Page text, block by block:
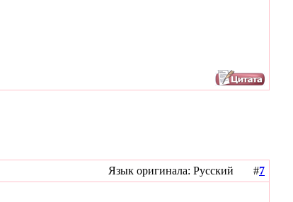
Язык оригинала: Русский #7